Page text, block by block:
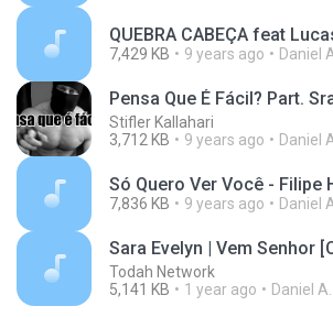
7,429 KB 9 years ago Daniel
Stifler Kallahari
3,712 KB
9 years ago Daniel
7,836 KB 9 years ago Daniel
Sara Evelyn | Vem Senhor
Todah Network
5,141 KB
1 year ago Daniel A.